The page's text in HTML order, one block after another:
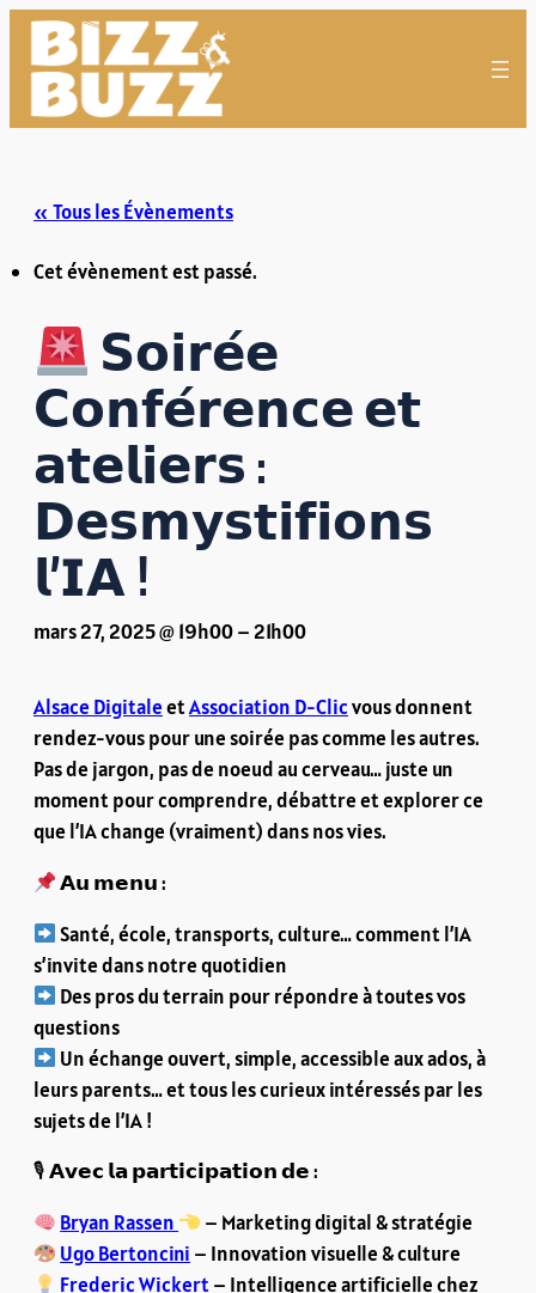
« Tous les Évènements
Cet évènement est passé.
𝗦𝗼𝗶𝗿𝗲́𝗲
𝗖𝗼𝗻𝗳𝗲́𝗿𝗲𝗻𝗰𝗲 𝗲𝘁
𝗮𝘁𝗲𝗹𝗶𝗲𝗿𝘀 :
𝗗𝗲𝘀𝗺𝘆𝘀𝘁𝗶𝗳𝗶𝗼𝗻𝘀
𝗹’𝗜𝗔 !
mars 27, 2025 @ 19h00–21h00
Alsace DigitaleetAssociation D-Clicvous donnent
rendez-vous pour une soirée pas comme les autres.
Pas de jargon, pas de noeud au cerveau… juste un
moment pour comprendre, débattre et explorer ce
que l’IA change (vraiment) dans nos vies.
𝗔𝘂 𝗺𝗲𝗻𝘂 :
Santé, école, transports, culture… comment l’IA
s’invite dans notre quotidien
Des pros du terrain pour répondre à toutes vos
questions
Un échange ouvert, simple, accessible aux ados, à
leurs parents… et tous les curieux intéressés par les
sujets de l’IA !
🎙 𝗔𝘃𝗲𝗰 𝗹𝗮 𝗽𝗮𝗿𝘁𝗶𝗰𝗶𝗽𝗮𝘁𝗶𝗼𝗻 𝗱𝗲 :
Bryan Rassen
– Marketing digital & stratégie
Ugo Bertoncini – Innovation visuelle & culture
Frederic Wickert– Intelligence artificielle chez